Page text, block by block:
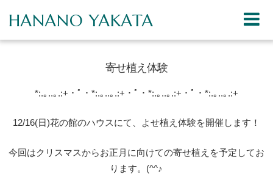
HANANO YAKATA
寄せ植え体験
*:.｡..｡.:+・ﾟ・*:.｡..｡.:+・ﾟ・*:.｡..｡.:+・ﾟ・*:.｡..｡.:+
12/16(日)花の館のハウスにて、よせ植え体験を開催します！
今回はクリスマスからお正月に向けての寄せ植えを予定してお
ります。(^^♪